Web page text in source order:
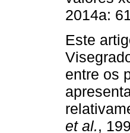
2014a:
Este
entre os
et al.,